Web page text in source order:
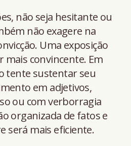
não seja hesitante ou
não exagere na
Uma exposição
mais convincente. Em
tente sustentar seu
em adjetivos,
ou com verborragia
organizada de fatos e
será mais eficiente.